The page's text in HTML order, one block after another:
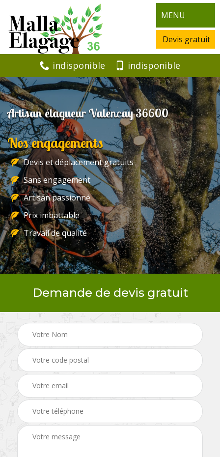
MENU
Devis gratuit
indisponible indisponible
Artisan élagueur Valencay 36600
Nos engagements
Devis et déplacement gratuits
Sans engagement
Artisan passionné
Prix imbattable
Travail de qualité
Demande de devis gratuit